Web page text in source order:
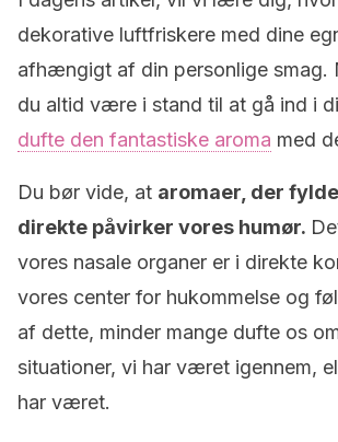
dekorative luftfriskere med dine
afhængigt af din personlige smag.
du altid være i stand til at gå ind i
dufte den fantastiske aroma med
Du bør vide, at aromaer, der
direkte påvirker vores humør.
vores nasale organer er i direkte
vores center for hukommelse og
af dette, minder mange dufte os
situationer, vi har været igennem,
har været.